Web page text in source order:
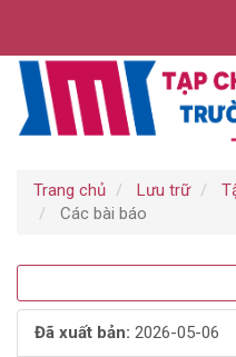
chính
Nội
dung
chính
Trang chủ Lưu trữ
Các bài báo
Thanh
bên
Đã xuất bản: 2026-05-06